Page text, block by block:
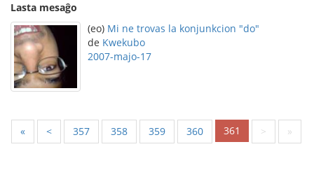
Lasta mesaĝo
(eo) Mi ne trovas la konjunkcion "do"
de Kwekubo
2007-majo-17
« < 357 358 359 360 361 > »